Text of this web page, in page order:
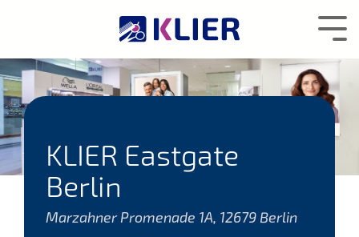
KLIER Eastgate
Berlin
Marzahner Promenade 1A, 12679 Berlin